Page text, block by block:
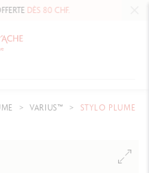
DÈS 80 CHF.
VARIUS™
STYLO PLUME